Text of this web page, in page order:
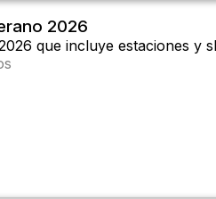
2026
que incluye estaciones y